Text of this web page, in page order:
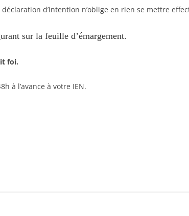
d’intention n’oblige en rien se mettre
sur la feuille d’émargement.
foi.
à l’avance à votre IEN.